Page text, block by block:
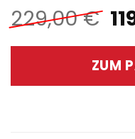
229,00€
ZUM